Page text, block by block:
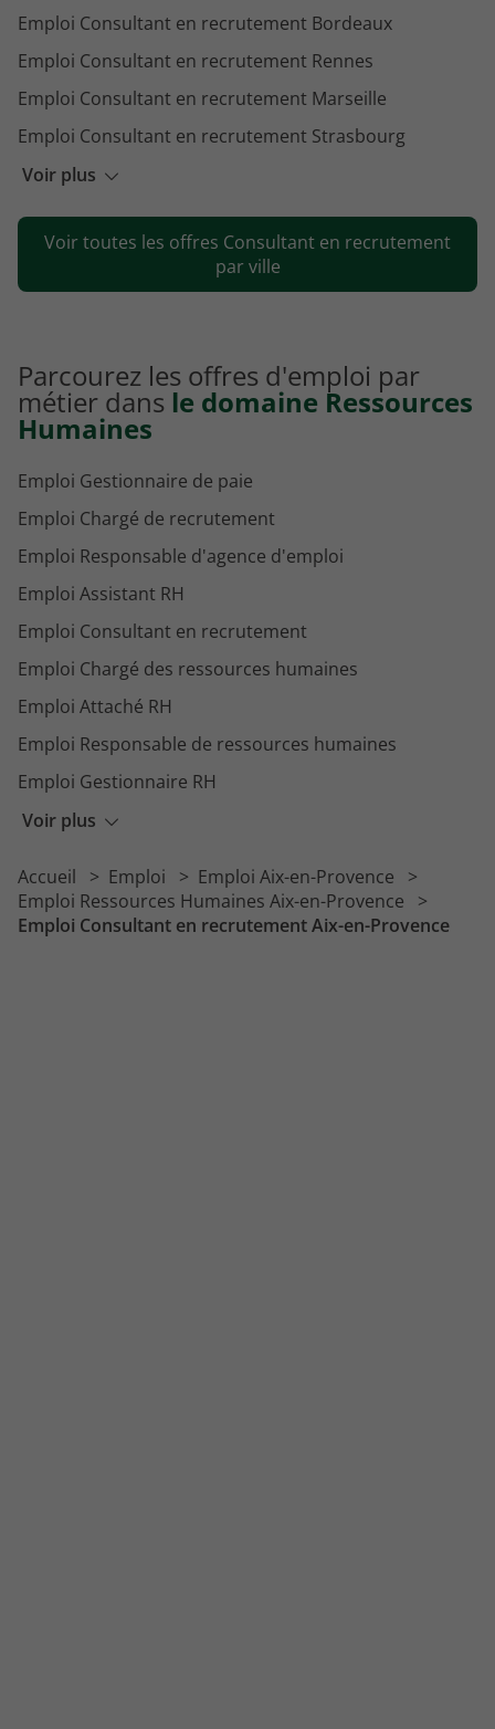
Voir plus
Emploi Consultant en recrutement Bordeaux
Emploi Consultant en recrutement Rennes
Emploi Consultant en recrutement Marseille
Emploi Consultant en recrutement Strasbourg
Emploi Consultant en recrutement Dijon
Emploi Consultant en recrutement Nice
Emploi Consultant en recrutement Montpellier
Voir toutes les offres Consultant en recrutement
par ville
Parcourez les offres d'emploi par
métier dans le domaine Ressources
Humaines
Voir plus
Emploi Gestionnaire de paie
Emploi Chargé de recrutement
Emploi Responsable d'agence d'emploi
Emploi Assistant RH
Emploi Consultant en recrutement
Emploi Chargé des ressources humaines
Emploi Attaché RH
Emploi Responsable de ressources humaines
Emploi Gestionnaire RH
Emploi Recruteur
Emploi Responsable paie
Accueil Emploi
Emploi Aix-en-Provence
Emploi Ressources Humaines Aix-en-Provence
Emploi Consultant en recrutement Aix-en-Provence